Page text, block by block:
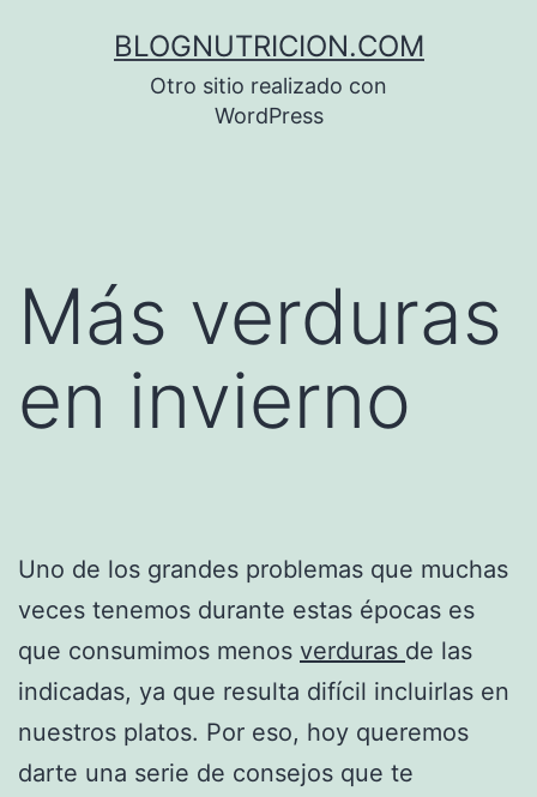
BLOGNUTRICION.COM
Otro sitio realizado con
WordPress
Más verduras
en invierno
Uno de los grandes problemas que muchas
veces tenemos durante estas épocas es
que consumimos menos verduras de las
indicadas, ya que resulta difícil incluirlas en
nuestros platos. Por eso, hoy queremos
darte una serie de consejos que te